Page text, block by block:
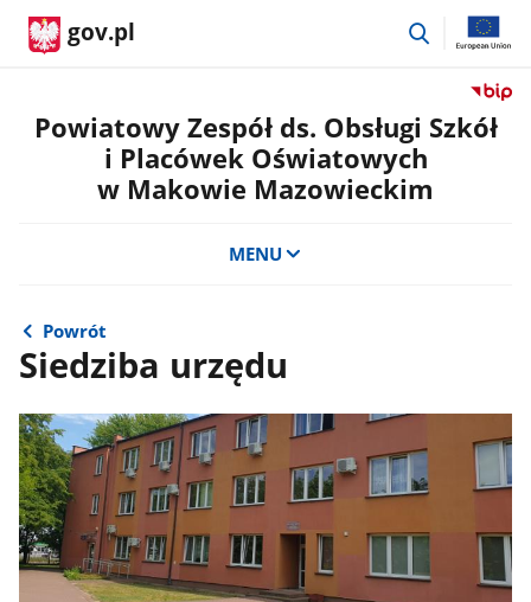
gov.pl
przejdź
Przejdź
do
w
Powiatowy Zespół ds. Obsługi Szkół
i Placówek Oświatowych
w Makowie Mazowieckim
MENU
Powrót
Siedziba urzędu